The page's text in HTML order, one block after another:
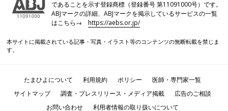
であることを示す登録商標（登録番号 第11091000号）です。
ABJマークの詳細、ABJマークを掲示しているサービスの一覧
はこちら→https://aebs.or.jp/
本サイトに掲載されている記事・写真・イラスト等のコンテンツの無断転載を禁じま
す。
たまひよについて 利用規約 ポリシー
医師・専門家一覧
サイトマップ
調査・プレスリリース・メディア掲載
広告のご相談
お問い合わせ
利用者情報の取り扱いについて